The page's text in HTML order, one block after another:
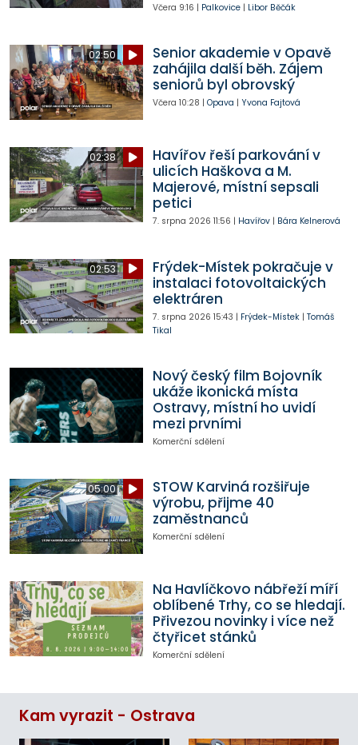
Včera 9:16 | Palkovice| Libor Běčák
02:50
Senior akademie v Opavě
zahájila další běh. Zájem
seniorů byl obrovský
Včera 10:28 | Opava | Yvona Fajtová
02:38
Havířov řeší parkování v
ulicích Haškova a M.
Majerové, místní sepsali
petici
7. srpna 2026 11:56 | Havířov| Bára Kelnerová
02:53
Frýdek-Místek pokračuje v
instalaci fotovoltaických
elektráren
7. srpna 2026 15:43 | Frýdek-Místek| Tomáš
Tikal
Nový český film Bojovník
ukáže ikonická místa
Ostravy, místní ho uvidí
mezi prvními
Komerční sdělení
05:00
STOW Karviná rozšiřuje
výrobu, přijme 40
zaměstnanců
Komerční sdělení
Na Havlíčkovo nábřeží míří
oblíbené Trhy, co se hledají.
Přivezou novinky i více než
čtyřicet stánků
Komerční sdělení
Kam vyrazit - Ostrava